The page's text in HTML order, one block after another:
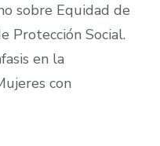
sobre Equidad de
Protección Social.
en la
con